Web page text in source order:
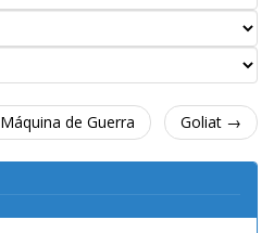
Máquina de Guerra Goliat →